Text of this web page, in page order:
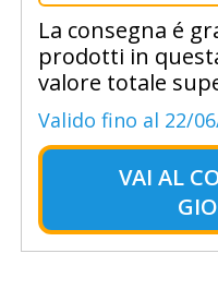
La consegna é
prodotti in
valore totale
Valido fino al 22/
VAI AL